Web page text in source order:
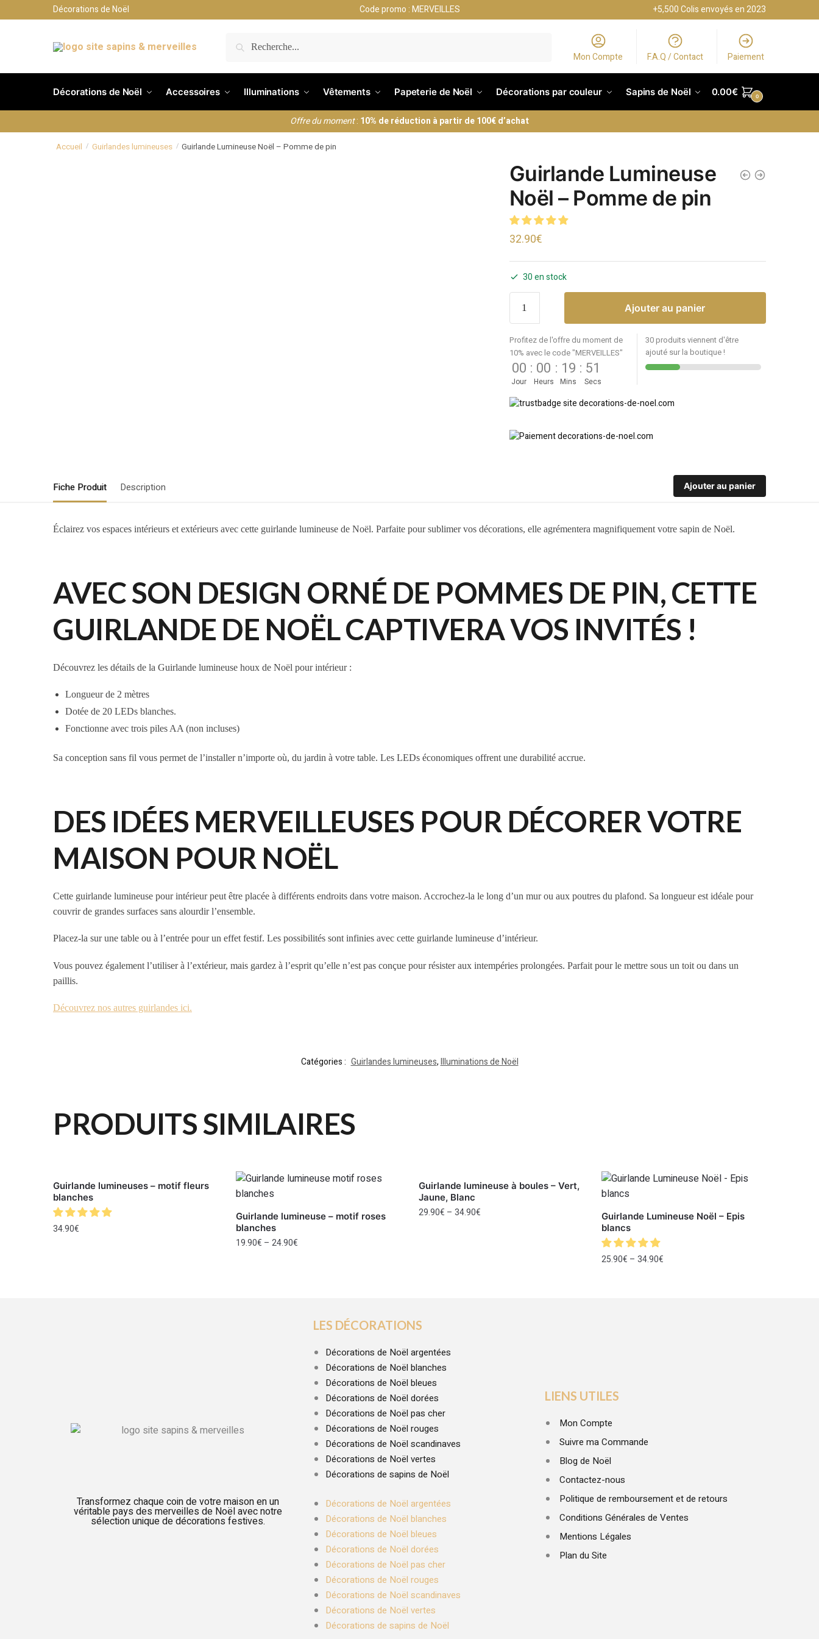
Décorations de Noël Code promo : MERVEILLES +5,500 Colis envoyés en 2023
RECHERCHE
Mon Compte F.A.Q / Contact Paiement
Décorations de Noël Accessoires Illuminations Vêtements Papeterie de Noël Décorations par couleur Sapins de Noël 0.00€ 0
Offre du moment: 10% de réduction à partir de 100€ d’achat
Accueil / Guirlandes lumineuses / Guirlande Lumineuse Noël – Pomme de pin
Guirlande Lumineuse
Noël – Pomme de pin
32.90€
30 en stock
Ajouter au panier
Profitez de l'offre du moment de
10% avec le code "MERVEILLES"
00
Jour
: 00
Heurs
: 19
Mins
: 51
Secs
30 produits viennent d'être
ajouté sur la boutique !
Fiche Produit Description Ajouter au panier
Éclairez vos espaces intérieurs et extérieurs avec cette guirlande lumineuse de Noël. Parfaite pour sublimer vos décorations, elle agrémentera magnifiquement votre sapin de Noël.
AVEC SON DESIGN ORNÉ DE POMMES DE PIN, CETTE
GUIRLANDE DE NOËL CAPTIVERA VOS INVITÉS !
Découvrez les détails de la Guirlande lumineuse houx de Noël pour intérieur :
Longueur de 2 mètres
Dotée de 20 LEDs blanches.
Fonctionne avec trois piles AA (non incluses)
Sa conception sans fil vous permet de l’installer n’importe où, du jardin à votre table. Les LEDs économiques offrent une durabilité accrue.
DES IDÉES MERVEILLEUSES POUR DÉCORER VOTRE
MAISON POUR NOËL
Cette guirlande lumineuse pour intérieur peut être placée à différents endroits dans votre maison. Accrochez-la le long d’un mur ou aux poutres du plafond. Sa longueur est idéale pour
couvrir de grandes surfaces sans alourdir l’ensemble.
Placez-la sur une table ou à l’entrée pour un effet festif. Les possibilités sont infinies avec cette guirlande lumineuse d’intérieur.
Vous pouvez également l’utiliser à l’extérieur, mais gardez à l’esprit qu’elle n’est pas conçue pour résister aux intempéries prolongées. Parfait pour le mettre sous un toit ou dans un
paillis.
Découvrez nos autres guirlandes ici.
Catégories : Guirlandes lumineuses,Illuminations de Noël
PRODUITS SIMILAIRES
Guirlande lumineuses – motif fleurs
blanches
34.90€
Guirlande lumineuse – motif roses
blanches
19.90€ – 24.90€
Guirlande lumineuse à boules – Vert,
Jaune, Blanc
29.90€ – 34.90€
Guirlande Lumineuse Noël – Epis
blancs
25.90€ – 34.90€
Transformez chaque coin de votre maison en un
véritable pays des merveilles de Noël avec notre
sélection unique de décorations festives.
LES DÉCORATIONS
Décorations de Noël argentées
Décorations de Noël blanches
Décorations de Noël bleues
Décorations de Noël dorées
Décorations de Noël pas cher
Décorations de Noël rouges
Décorations de Noël scandinaves
Décorations de Noël vertes
Décorations de sapins de Noël
Décorations de Noël argentées
Décorations de Noël blanches
Décorations de Noël bleues
Décorations de Noël dorées
Décorations de Noël pas cher
Décorations de Noël rouges
Décorations de Noël scandinaves
Décorations de Noël vertes
Décorations de sapins de Noël
LIENS UTILES
Mon Compte
Suivre ma Commande
Blog de Noël
Contactez-nous
Politique de remboursement et de retours
Conditions Générales de Ventes
Mentions Légales
Plan du Site